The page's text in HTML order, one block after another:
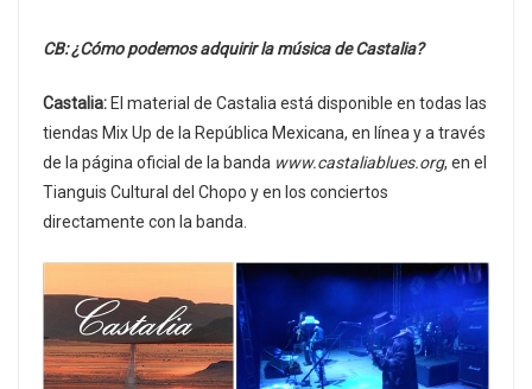
CB: ¿Cómo podemos adquirir la música de Castalia?
Castalia: El material de Castalia está disponible en todas las
tiendas Mix Up de la República Mexicana, en línea y a través
de la página oficial de la banda www.castaliablues.org, en el
Tianguis Cultural del Chopo y en los conciertos
directamente con la banda.